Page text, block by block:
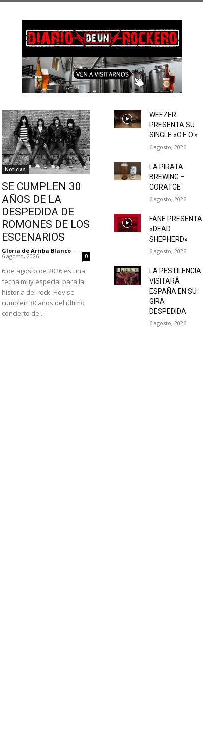
Noticias
SE CUMPLEN 30
AÑOS DE LA
DESPEDIDA DE
ROMONES DE LOS
ESCENARIOS
Gloria de Arriba Blanco -
6 agosto, 2026 0
6 de agosto de 2026 es una
fecha muy especial para la
historia del rock. Hoy se
cumplen 30 años del último
concierto de...
WEEZER
PRESENTA SU
SINGLE «C.E.O.»
6 agosto, 2026
LA PIRATA
BREWING –
CORATGE
6 agosto, 2026
FANE PRESENTA
«DEAD
SHEPHERD»
6 agosto, 2026
LA PESTILENCIA
VISITARÁ
ESPAÑA EN SU
GIRA
DESPEDIDA
6 agosto, 2026